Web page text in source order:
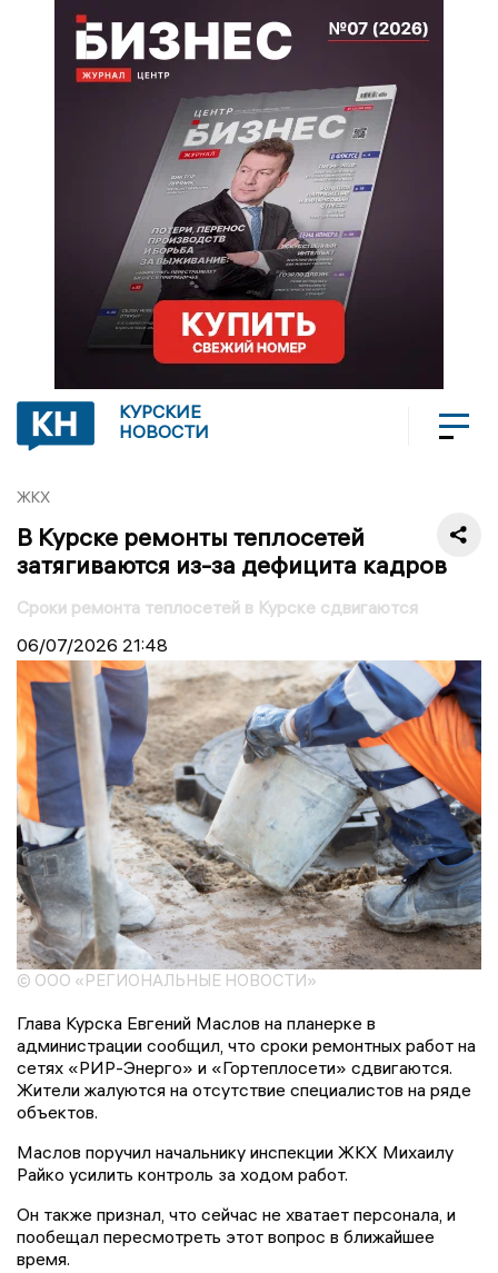
КУРСКИЕ
НОВОСТИ
ЖКХ
В Курске ремонты теплосетей
затягиваются из-за дефицита кадров
Сроки ремонта теплосетей в Курске сдвигаются
06/07/2026 21:48
© ООО «РЕГИОНАЛЬНЫЕ НОВОСТИ»
Глава Курска Евгений Маслов на планерке в
администрации сообщил, что сроки ремонтных работ на
сетях «РИР-Энерго» и «Гортеплосети» сдвигаются.
Жители жалуются на отсутствие специалистов на ряде
объектов.
Маслов поручил начальнику инспекции ЖКХ Михаилу
Райко усилить контроль за ходом работ.
Он также признал, что сейчас не хватает персонала, и
пообещал пересмотреть этот вопрос в ближайшее
время.